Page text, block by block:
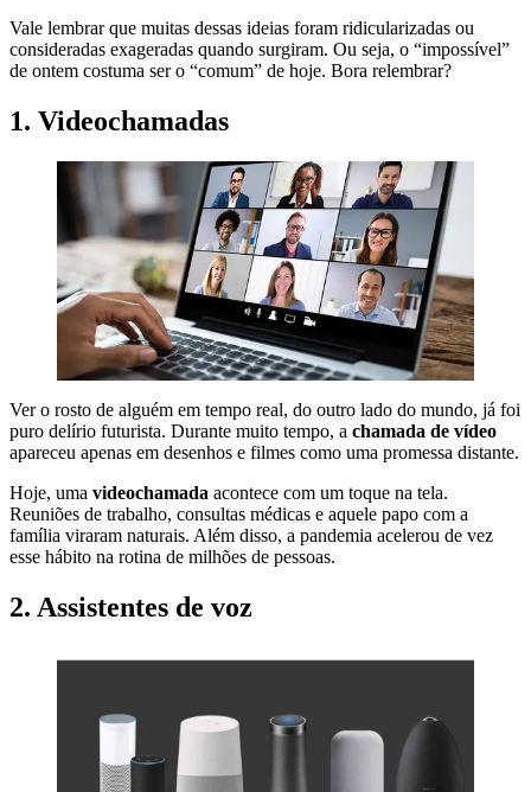
Vale lembrar que muitas dessas ideias foram ridicularizadas ou
consideradas exageradas quando surgiram. Ou seja, o “impossível”
de ontem costuma ser o “comum” de hoje. Bora relembrar?
1. Videochamadas
Ver o rosto de alguém em tempo real, do outro lado do mundo, já foi
puro delírio futurista. Durante muito tempo, a chamada de vídeo
apareceu apenas em desenhos e filmes como uma promessa distante.
Hoje, uma videochamada acontece com um toque na tela.
Reuniões de trabalho, consultas médicas e aquele papo com a
família viraram naturais. Além disso, a pandemia acelerou de vez
esse hábito na rotina de milhões de pessoas.
2. Assistentes de voz